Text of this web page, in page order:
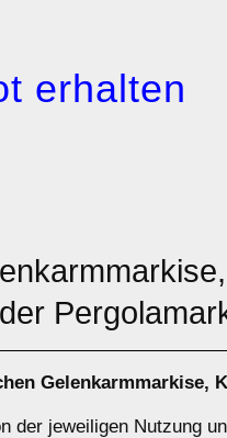
erhalten
Gelenkarmmarkise,
der jeweiligen Nutzung